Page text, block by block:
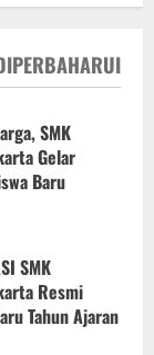
Sistem
Tahun
Sudah
SMK
Gelar
Baru
SMK
Resmi
Tahun Ajaran